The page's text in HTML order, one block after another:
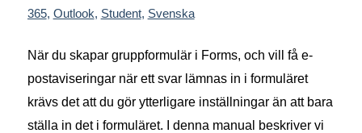
365, Outlook, Student, Svenska
När du skapar gruppformulär i Forms, och vill få e-
postaviseringar när ett svar lämnas in i formuläret
krävs det att du gör ytterligare inställningar än att bara
ställa in det i formuläret. I denna manual beskriver vi